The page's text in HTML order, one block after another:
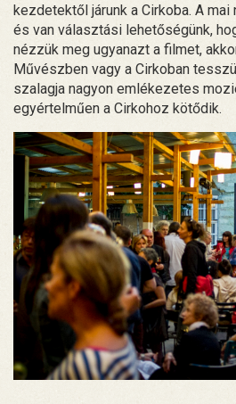
kezdetektől járunk a Cirkoba. A mai
és van választási lehetőségünk,
nézzük meg ugyanazt a filmet,
Művészben vagy a Cirkoban
szalagja nagyon emlékezetes
egyértelműen a Cirkohoz kötődik.